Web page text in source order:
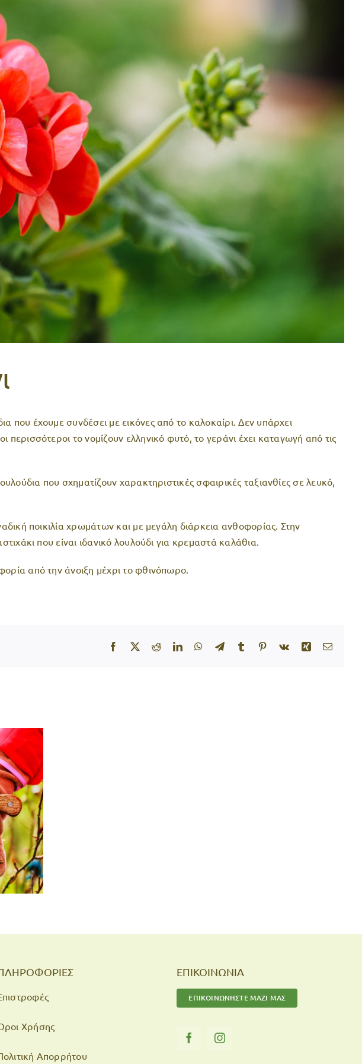
που έχουμε συνδέσει με εικόνες από το καλοκαίρι. Δεν υπάρχει
το νομίζουν ελληνικό φυτό, το γεράνι έχει καταγωγή από τις
που σχηματίζουν χαρακτηριστικές σφαιρικές ταξιανθίες σε λευκό,
ποικιλία χρωμάτων και με μεγάλη διάρκεια ανθοφορίας. Στην
που είναι ιδανικό λουλούδι για κρεμαστά καλάθια.
από την άνοιξη μέχρι το φθινόπωρο.
Facebook
X RedditLinkedInWhatsApp
TelegramTumblr Pinterest
Vk Xing Email
Χρήσης
Απορρήτου
ΕΠΙΚΟΙΝΩΝΙΑ
ΕΠΙΚΟΙΝΩΝΗΣΤΕ ΜΑΖΙ ΜΑΣ